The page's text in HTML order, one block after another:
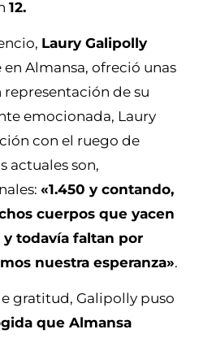
12.
Laury Galipolly
Almansa, ofreció unas
de su
emocionada, Laury
con el ruego de
actuales son,
«1.450 y contando,
cuerpos que yacen
todavía faltan por
nuestra esperanza».
gratitud, Galipolly puso
que Almansa